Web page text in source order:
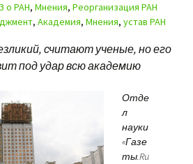
о РАН, Мнения, Реорганизация РАН
, Академия, Мнения, устав РАН
считают ученые, но его
под удар всю академию
Отде
л
науки
«Газе
ты.Ru